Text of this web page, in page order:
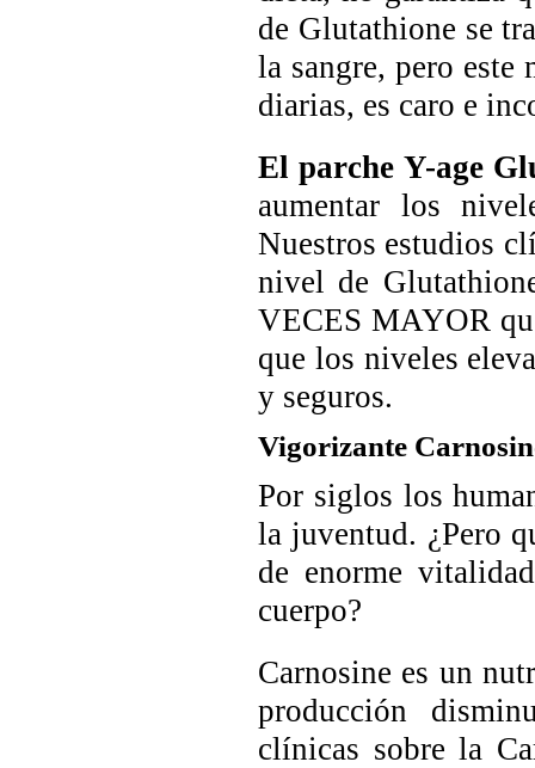
de Glutathione se
la sangre, pero este
diarias, es caro e
El parche Y-age
aumentar los
Nuestros estudios
nivel de
VECES MAYOR
que los niveles
y seguros.
Vigorizante
Por siglos los
la juventud. ¿Pero
de enorme
cuerpo?
Carnosine es un
producción
clínicas sobre la